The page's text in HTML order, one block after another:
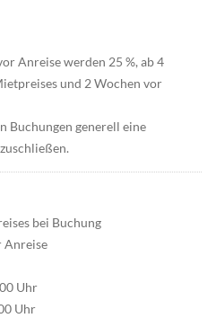
Anreise werden 25 %, ab 4
und 2 Wochen vor
Buchungen generell eine
bei Buchung
Anreise
Uhr
Uhr